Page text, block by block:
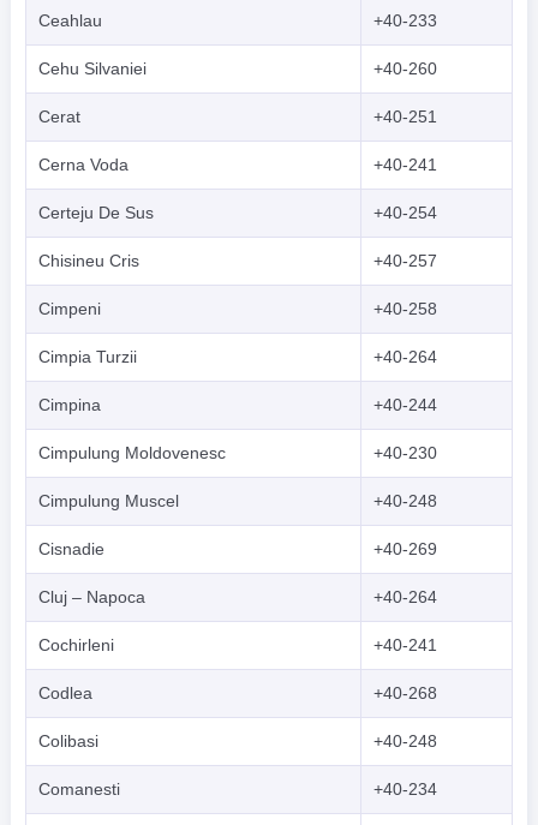
Ceahlau +40-233
Cehu Silvaniei +40-260
Cerat +40-251
Cerna Voda +40-241
Certeju De Sus +40-254
Chisineu Cris +40-257
Cimpeni +40-258
Cimpia Turzii +40-264
Cimpina +40-244
Cimpulung Moldovenesc +40-230
Cimpulung Muscel +40-248
Cisnadie +40-269
Cluj – Napoca +40-264
Cochirleni +40-241
Codlea +40-268
Colibasi +40-248
Comanesti +40-234